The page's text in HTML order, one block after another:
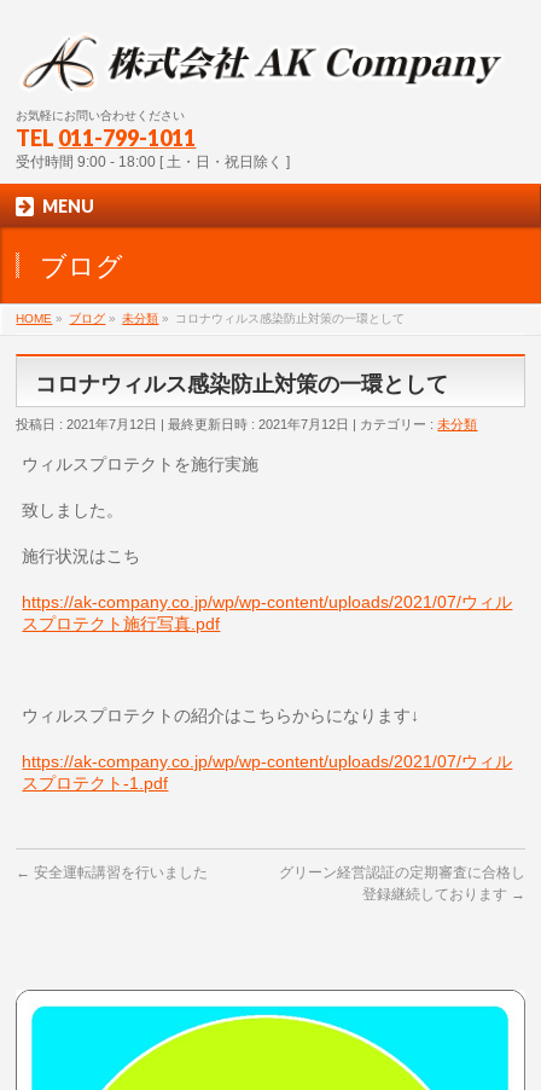
お気軽にお問い合わせください
TEL 011-799-1011
受付時間 9:00 - 18:00 [ 土・日・祝日除く ]
MENU
ブログ
HOME » ブログ » 未分類 » コロナウィルス感染防止対策の一環として
コロナウィルス感染防止対策の一環として
投稿日 : 2021年7月12日 最終更新日時 : 2021年7月12日 カテゴリー :未分類
ウィルスプロテクトを施行実施
致しました。
施行状況はこち
https://ak-company.co.jp/wp/wp-content/uploads/2021/07/ウィル
スプロテクト施行写真.pdf
ウィルスプロテクトの紹介はこちらからになります↓
https://ak-company.co.jp/wp/wp-content/uploads/2021/07/ウィル
スプロテクト-1.pdf
← 安全運転講習を行いました
グリーン経営認証の定期審査に合格し
登録継続しております →